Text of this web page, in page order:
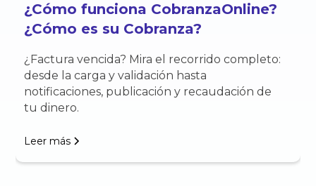
¿Cómo funciona CobranzaOnline?
¿Cómo es su Cobranza?
¿Factura vencida? Mira el recorrido completo:
desde la carga y validación hasta
notificaciones, publicación y recaudación de
tu dinero.
Leer más